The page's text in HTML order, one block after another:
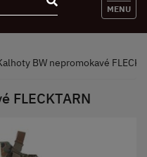
MENU
BW nepromokavé
FLECKTARN